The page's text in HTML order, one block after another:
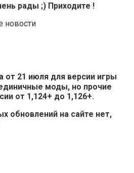
рады ;) Приходите !
новости
от 21 июля для версии игры
моды, но прочие
от 1,124+ до 1,126+.
обновлений на сайте нет,